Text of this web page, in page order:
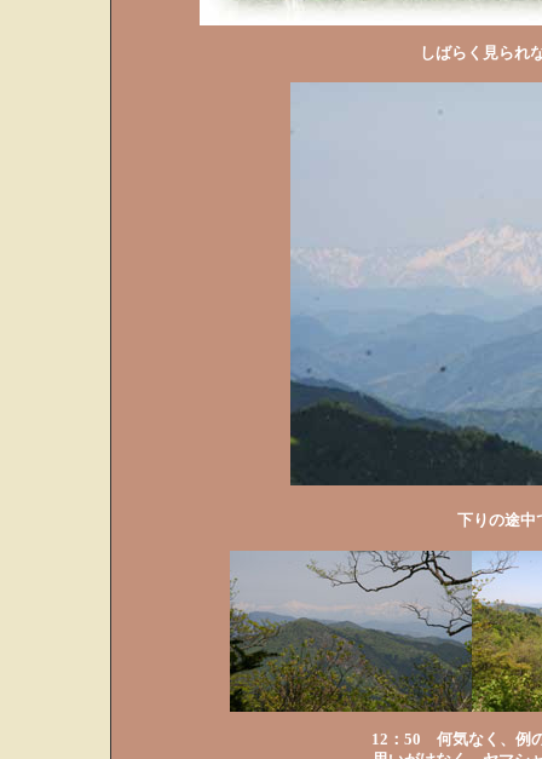
しばらく見られ
下りの途中
12：50 何気なく、例